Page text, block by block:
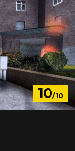
10/10